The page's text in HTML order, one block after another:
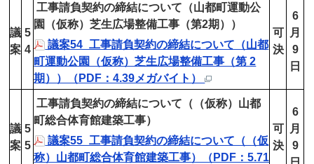
議
案
5
4
工事請負契約の締結について（山都町運動公
園（仮称）芝生広場整備工事（第2期））
議案54_工事請負契約の締結について（山都
町運動公園（仮称）芝生広場整備工事（第 2
期））（PDF：4.39メガバイト）
可
決
6
月
9
日
議
案
5
5
工事請負契約の締結について（（仮称）山都
町総合体育館建築工事）
議案55_工事請負契約の締結について（（仮
称）山都町総合体育館建築工事）（PDF：5.71
可
決
6
月
9